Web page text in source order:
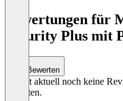
Bewertungen für
Security Plus mit
Bewerten
Es gibt aktuell noch keine
enthalten.